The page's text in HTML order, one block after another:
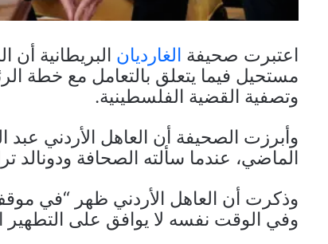
اعتبرت صحيفة الغارديان البريطانية أن
مستحيل فيما يتعلق بالتعامل مع خطة
وتصفية القضية الفلسطينية.
وأبرزت الصحيفة أن العاهل الأردني عبد
الماضي، عندما سألته الصحافة
وذكرت أن العاهل الأردني ظهر “في
وفي الوقت نفسه لا يوافق على